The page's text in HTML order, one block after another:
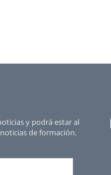
y podrá estar al
de formación.